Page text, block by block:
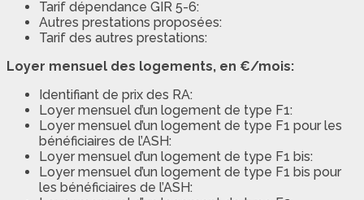
Tarif dépendance GIR 5-6:
Autres prestations proposées:
Tarif des autres prestations:
Loyer mensuel des logements, en €/mois:
Identifiant de prix des RA:
Loyer mensuel d’un logement de type F1:
Loyer mensuel d’un logement de type F1 pour les
bénéficiaires de l’ASH:
Loyer mensuel d’un logement de type F1 bis:
Loyer mensuel d’un logement de type F1 bis pour
les bénéficiaires de l’ASH: